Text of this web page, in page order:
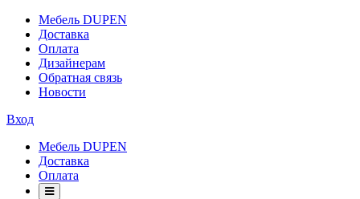
Мебель DUPEN
Доставка
Оплата
Дизайнерам
Обратная связь
Новости
Вход
Мебель DUPEN
Доставка
Оплата